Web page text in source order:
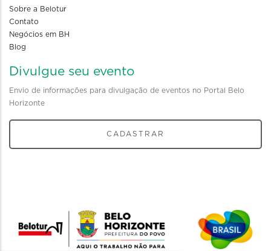
Sobre a Belotur
Contato
Negócios em BH
Blog
Divulgue seu evento
Envio de informações para divulgação de eventos no Portal Belo
Horizonte
CADASTRAR